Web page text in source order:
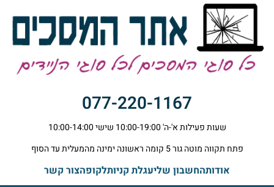
077-220-1167
שעות פעילות א'-ה' 10:00-19:00 שישי 10:00-14:00
פתח תקווה מוטה גור 5 קומה ראשונה ימינה מהמעלית עד הסוף
אודותהחשבון שליעגלת קניותלקופהצור קשר